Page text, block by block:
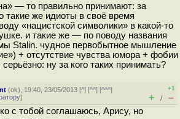
— то правильно принимают: за
такие же идиоты в своё время
«нацистской символики» в какой-то
и такие же — по поводу названия
Stalin. чудное первобытное мышление
+ отсутствие чувства юмора + фобии
ну за кого таких принимать?
(ok), 19:40, 23/05/2013 [^] [^^] [^^^]
]
+1
+ / –
с тобой соглашаюсь, Арису, но